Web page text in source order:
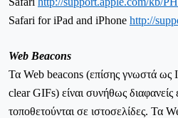
Safari for iPad and iPhone http://
Web Beacons
Τα Web beacons (επίσης γνωστά ως
clear GIFs) είναι συνήθως
τοποθετούνται σε ιστοσελίδες. Τα